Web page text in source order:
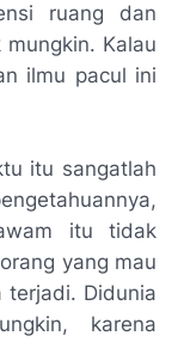
ruang dan
Kalau
ilmu pacul ini
itu sangatlah
itu tidak
yang mau
terjadi. Didunia
karena